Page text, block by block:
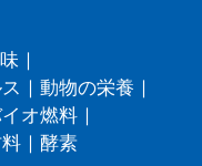
|
| 動物の栄養 |
オ燃料 |
| 酵素